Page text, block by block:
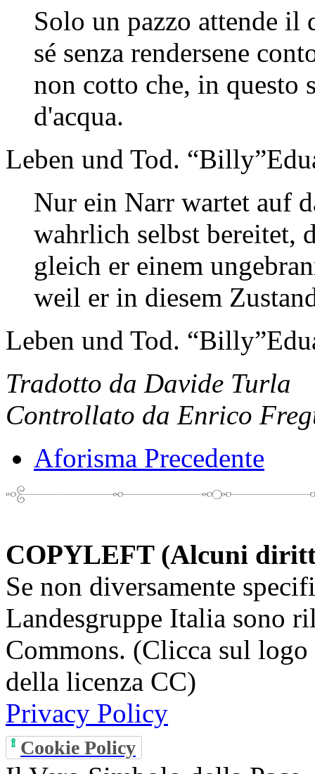
Solo un pazzo attende il
sé senza rendersene
non cotto che, in questo
d'acqua.
Leben und Tod.
Nur ein Narr wartet auf
wahrlich selbst bereitet,
gleich er einem
weil er in diesem
Leben und Tod.
Tradotto da Davide Turla
Controllato da Enrico
Aforisma Precedente
COPYLEFT (Alcuni
Se non diversamente
Landesgruppe Italia sono
Commons. (Clicca sul
della licenza CC)
Privacy Policy
Cookie Policy